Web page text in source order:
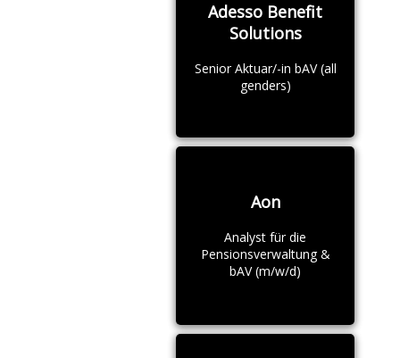
Adesso Benefit
Solutions
Senior Aktuar/-in bAV (all
genders)
Aon
Analyst für die
Pensionsverwaltung &
bAV (m/w/d)